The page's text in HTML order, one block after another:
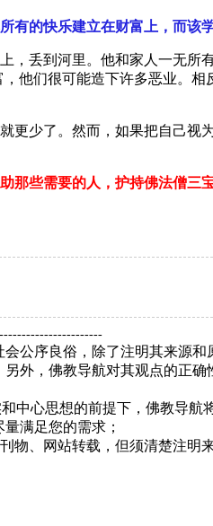
有的快乐建立在财富上，而该
丢到河里。他和家人一无所
他们很可能造下许多恶业。
少了。然而，如果把自己视
些需要的人，护持佛法僧三宝
公序良俗，除了注明其来源
外，佛教导航对其观点的正
中心思想的前提下，佛教导
满足您的需求；
、网站转载，但须清楚注明来